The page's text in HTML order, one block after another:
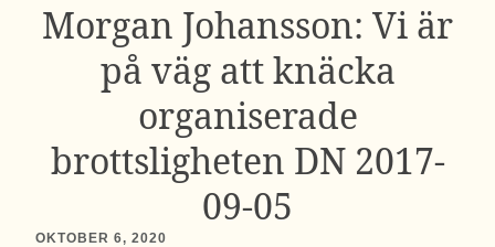
Morgan Johansson: Vi är
på väg att knäcka
organiserade
brottsligheten DN 2017-
09-05
OKTOBER 6, 2020